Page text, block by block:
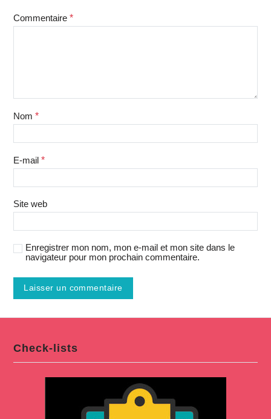
Commentaire *
Nom *
E-mail *
Site web
Enregistrer mon nom, mon e-mail et mon site dans le
navigateur pour mon prochain commentaire.
Check-lists